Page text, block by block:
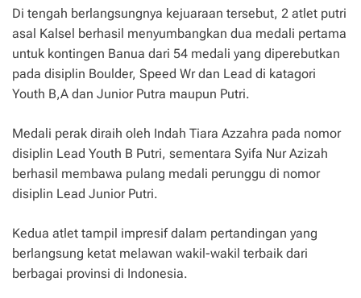
Di tengah berlangsungnya kejuaraan tersebut, 2 atlet putri
asal Kalsel berhasil menyumbangkan dua medali pertama
untuk kontingen Banua dari 54 medali yang diperebutkan
pada disiplin Boulder, Speed Wr dan Lead di katagori
Youth B,A dan Junior Putra maupun Putri.
Medali perak diraih oleh Indah Tiara Azzahra pada nomor
disiplin Lead Youth B Putri, sementara Syifa Nur Azizah
berhasil membawa pulang medali perunggu di nomor
disiplin Lead Junior Putri.
Kedua atlet tampil impresif dalam pertandingan yang
berlangsung ketat melawan wakil-wakil terbaik dari
berbagai provinsi di Indonesia.